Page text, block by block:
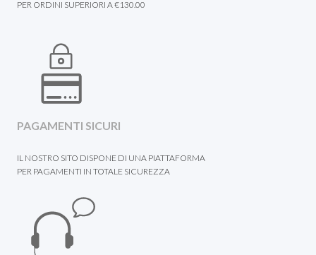
PER ORDINI SUPERIORI A €130.00
PAGAMENTI SICURI
IL NOSTRO SITO DISPONE DI UNA PIATTAFORMA
PER PAGAMENTI IN TOTALE SICUREZZA